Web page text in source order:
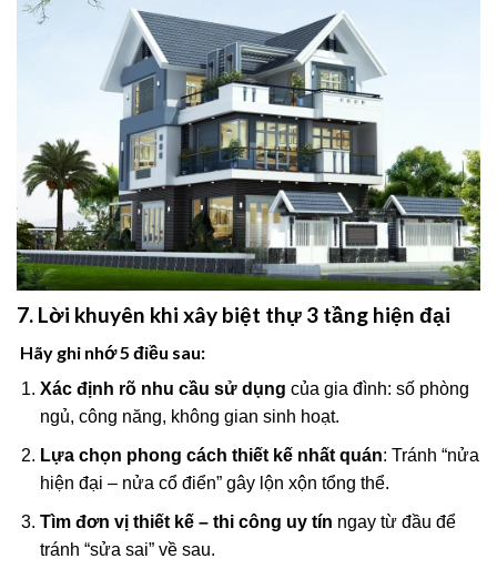
7. Lời khuyên khi xây biệt thự 3 tầng hiện đại
Hãy ghi nhớ 5 điều sau:
Xác định rõ nhu cầu sử dụng của gia đình: số phòng
ngủ, công năng, không gian sinh hoạt.
Lựa chọn phong cách thiết kế nhất quán: Tránh “nửa
hiện đại – nửa cổ điển” gây lộn xộn tổng thể.
Tìm đơn vị thiết kế – thi công uy tín ngay từ đầu để
tránh “sửa sai” về sau.